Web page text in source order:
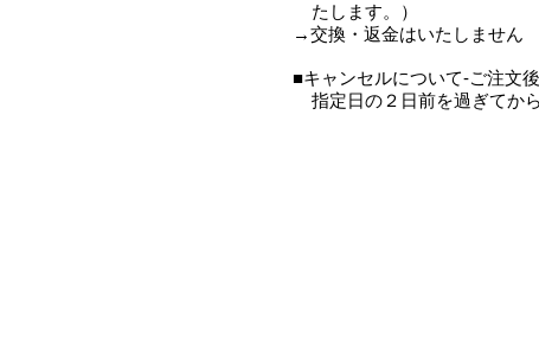
たします。）
→交換・返金はいたしません
■キャンセルについて-ご注文
指定日の２日前を過ぎてか